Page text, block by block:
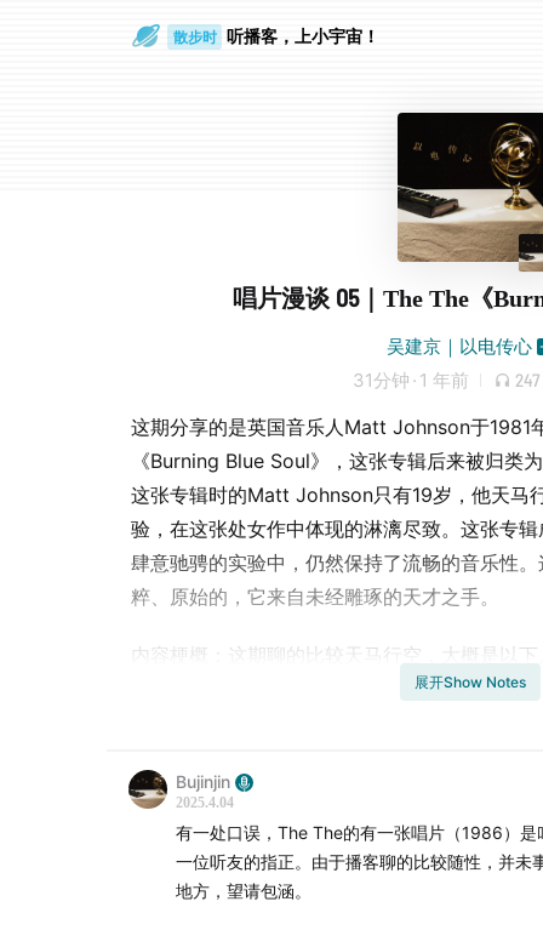
散步时 听播客，上小宇宙！
唱片漫谈 05｜The The《
吴建京｜以电传心
31分钟 · 1 年前 247
这期分享的是英国音乐人Matt Johnson于1981
《Burning Blue Soul》，这张专辑后来被归类
这张专辑时的Matt Johnson只有19岁，他天马
验，在这张处女作中体现的淋漓尽致。这张专
肆意驰骋的实验中，仍然保持了流畅的音乐性
粹、原始的，它来自未经雕琢的天才之手。
内容梗概：这期聊的比较天马行空，大概是以下
2. Burning Blue Soul中采用的创作手法
3. Matt Johnson的演唱特点
4. 实验性和音乐流畅性的兼具
展开Show Notes
Bujinjin
2025.4.04
有一处口误，The The的有一张唱片（1986）
一位听友的指正。由于播客聊的比较随性，并未
地方，望请包涵。